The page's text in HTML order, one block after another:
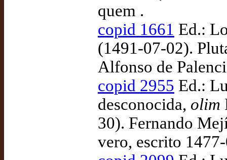
quem .
copid 1661 Ed.:
(1491-07-02).
Alfonso de
copid 2955 Ed.:
desconocida, olim
30). Fernando
vero, escrito